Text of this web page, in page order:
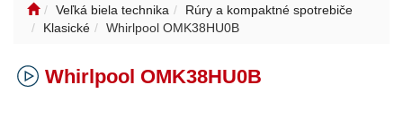
Veľká biela technika
Rúry a kompaktné spotrebiče
Klasické
Whirlpool OMK38HU0B
Whirlpool OMK38HU0B